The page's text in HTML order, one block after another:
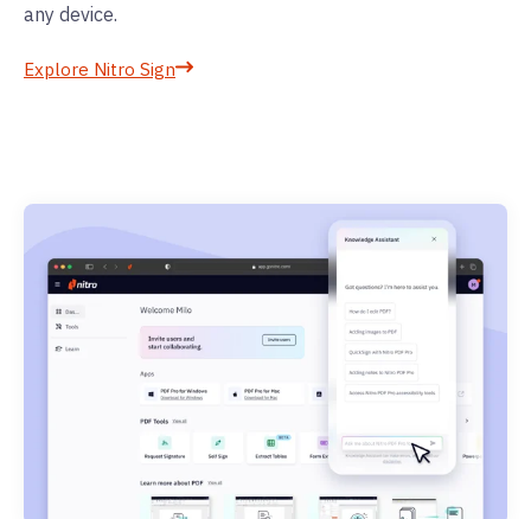
any device.
Explore Nitro Sign